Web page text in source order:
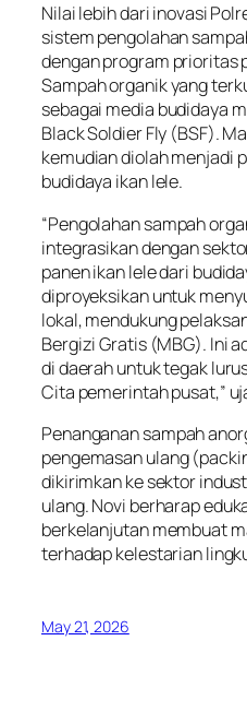
Nilai lebih dari inovasi
sistem pengolahan
dengan program prioritas
Sampah organik yang
sebagai media budidaya
Black Soldier Fly (BSF).
kemudian diolah menjadi
budidaya ikan lele.
“Pengolahan sampah
integrasikan dengan
panen ikan lele dari
diproyeksikan untuk
lokal, mendukung
Bergizi Gratis (MBG). Ini
di daerah untuk tegak
Cita pemerintah pusat,”
Penanganan sampah
pengemasan ulang
dikirimkan ke sektor
ulang. Novi berharap
berkelanjutan membuat
terhadap kelestarian
May 21, 2026